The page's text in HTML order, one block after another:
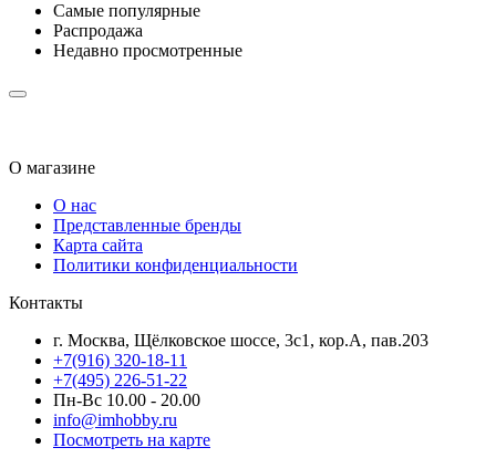
Самые популярные
Распродажа
Недавно просмотренные
О магазине
О нас
Представленные бренды
Карта сайта
Политики конфиденциальности
Контакты
г. Москва, Щёлковское шоссе, 3с1, кор.А, пав.203
+7(916) 320-18-11
+7(495) 226-51-22
Пн-Вс 10.00 - 20.00
info@imhobby.ru
Посмотреть на карте